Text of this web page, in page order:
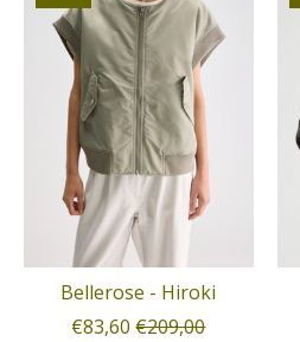
Bellerose - Hiroki
€83,60 €209,00